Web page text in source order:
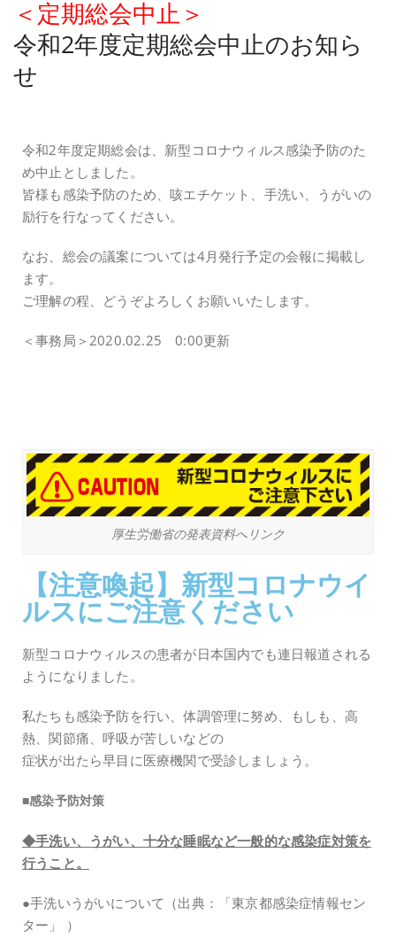
＜定期総会中止＞
令和2年度定期総会中止のお知ら
せ
令和2年度定期総会は、新型コロナウィルス感染予防のた
め中止としました。
皆様も感染予防のため、咳エチケット、手洗い、うがいの
励行を行なってください。
なお、総会の議案については4月発行予定の会報に掲載し
ます。
ご理解の程、どうぞよろしくお願いいたします。
＜事務局＞2020.02.25 0:00更新
厚生労働省の発表資料へリンク
【注意喚起】新型コロナウイ
ルスにご注意ください
新型コロナウィルスの患者が日本国内でも連日報道される
ようになりました。
私たちも感染予防を行い、体調管理に努め、もしも、高
熱、関節痛、呼吸が苦しいなどの
症状が出たら早目に医療機関で受診しましょう。
■感染予防対策
◆手洗い、うがい、十分な睡眠など一般的な感染症対策を
行うこと。
●手洗いうがいについて（出典：「東京都感染症情報セン
ター」 ）